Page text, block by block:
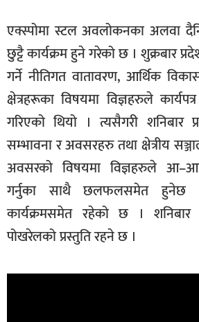
एक्स्पोमा स्टल अवलोकनका अलवा
छुट्टै कार्यक्रम हुने गरेको छ । शुक्रबार
गर्ने नीतिगत वातावरण, आर्थिक
क्षेत्रहरूका विषयमा विज्ञहरुले
गरिएको थियो । त्यसैगरी शनिबार
सम्भावना र अवसरहरु तथा क्षेत्रीय
अवसरको विषयमा विज्ञहरुले
गर्नुका साथै छलफलसमेत हुनेछ
कार्यक्रमसमेत रहेको छ । शनिबार
पोखरेलको प्रस्तुति रहने छ ।